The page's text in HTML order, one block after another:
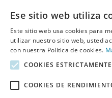
Categorías
Tiendas
Contacto
Ese sitio web utiliza
Este sitio web usa cookies para
utilizar nuestro sitio web, usted
con nuestra Política de cookies.
COOKIES
COOKIES DE